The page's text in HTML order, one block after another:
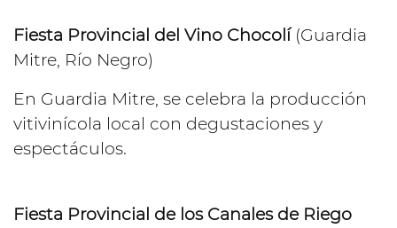
Fiesta Provincial del Vino Chocolí(Guardia
Mitre, Río Negro)
En Guardia Mitre, se celebra la producción
vitivinícola local con degustaciones y
espectáculos.
Fiesta Provincial de los Canales de Riego